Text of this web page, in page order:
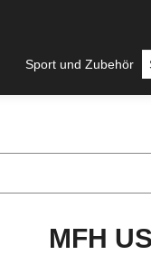
Sport und Zubehör
MFH